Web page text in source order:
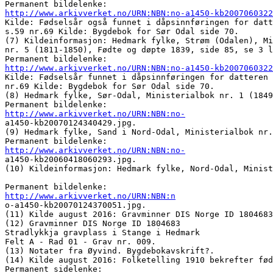
http://www.arkivverket.no/URN:NBN:no-a1450-
Kilde: Fødselsår også funnet i dåpsinnføringen for
s.59 nr.69 Kilde: Bygdebok for Sør Odal side 70.
(7) Kildeinformasjon: Hedmark fylke, Strøm
nr. 5 (1811-1850), Fødte og døpte 1839, side 85, se
http://www.arkivverket.no/URN:NBN:no-a1450-
Kilde: Fødselsår funnet i dåpsinnføringen for datteren
nr.69 Kilde: Bygdebok for Sør Odal side 70.
(8) Hedmark fylke, Sør-Odal, Ministerialbok nr. 1
http://www.arkivverket.no/URN:NBN:no-
a1450-kb20070124340429.jpg.
(9) Hedmark fylke, Sand i Nord-Odal, Ministerialbok
http://www.arkivverket.no/URN:NBN:no-
a1450-kb20060418060293.jpg.
(10) Kildeinformasjon: Hedmark fylke, Nord-Odal,
http://www.arkivverket.no/URN:NBN:n
o-a1450-kb20070124370051.jpg.
(11) Kilde august 2016: Gravminner DIS Norge ID
(12) Gravminner DIS Norge ID 1804683
Stradlykkja gravplass i Stange i Hedmark
Felt A - Rad 01 - Grav nr. 009.
(13) Notater fra Øyvind. Bygdebokavskrift?.
(14) Kilde august 2016: Folketelling 1910 bekrefter